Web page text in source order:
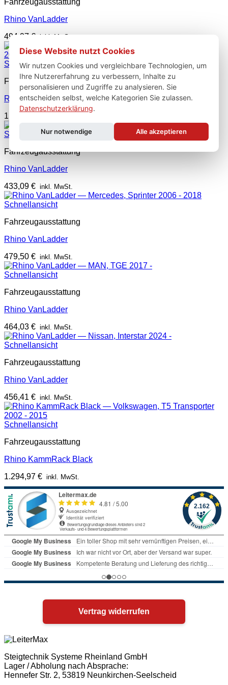
Rhino VanLadder
494,97 € inkl. MwSt.
Schnellansicht
Fahrzeugausstattung
Rhino KammRack Black
1.331,97
Schnellansicht
Fahrzeugausstattung
Rhino VanLadder
433,09 € inkl. MwSt.
Schnellansicht
Fahrzeugausstattung
Rhino VanLadder
479,50 € inkl. MwSt.
Schnellansicht
Fahrzeugausstattung
Rhino VanLadder
464,03 € inkl. MwSt.
Schnellansicht
Fahrzeugausstattung
Rhino VanLadder
456,41 € inkl. MwSt.
Schnellansicht
Fahrzeugausstattung
Rhino KammRack Black
1.294,97 € inkl. MwSt.
Vertrag widerrufen
Steigtechnik Systeme Rheinland GmbH
Lager / Abholung nach Absprache:
Hennefer Str. 2, 53819 Neunkirchen-Seelscheid
Diese Website nutzt Cookies
Wir nutzen Cookies und vergleichbare Technologien, um
Ihre Nutzererfahrung zu verbessern, Inhalte zu
personalisieren und Zugriffe zu analysieren. Sie
entscheiden selbst, welche Kategorien Sie zulassen.
Datenschutzerklärung.
Nur notwendige Alle akzeptieren